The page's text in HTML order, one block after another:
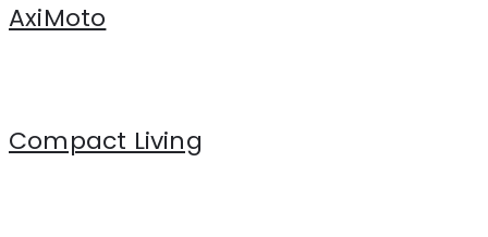
AxiMoto
Compact Living